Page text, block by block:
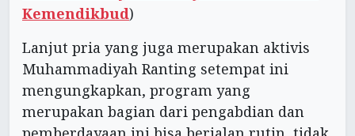
Kemendikbud)
Lanjut pria yang juga merupakan aktivis
Muhammadiyah Ranting setempat ini
mengungkapkan, program yang
merupakan bagian dari pengabdian dan